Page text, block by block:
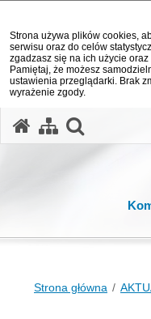
Strona używa plików cookies,
serwisu oraz do celów
zgadzasz się na ich użycie
Pamiętaj, że możesz
ustawienia przeglądarki. Brak
wyrażenie zgody.
Strona główna